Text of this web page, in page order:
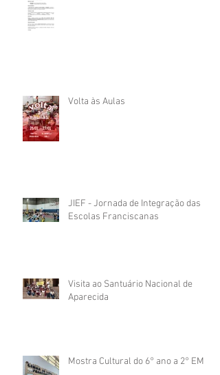
Volta às Aulas
JIEF - Jornada de Integração das
Escolas Franciscanas
Visita ao Santuário Nacional de
Aparecida
Mostra Cultural do 6° ano a 2° EM